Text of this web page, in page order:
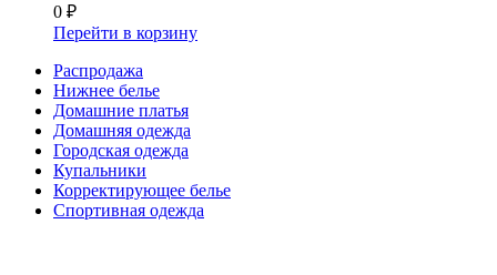
0 ₽
Перейти в корзину
Распродажа
Нижнее белье
Домашние платья
Домашняя одежда
Городская одежда
Купальники
Корректирующее белье
Спортивная одежда